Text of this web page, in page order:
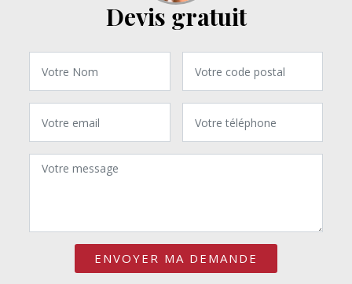
Devis gratuit